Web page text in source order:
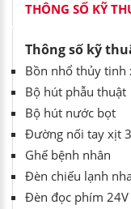
THÔNG SỐ KỸ
Thông số kỹ
Bồn nhổ thủy tinh
Bộ hút phẫu thuật
Bộ hút nước bọt
Đường nối tay xịt
Ghế bệnh nhân
Đèn chiếu lạnh
Đèn đọc phím 24V